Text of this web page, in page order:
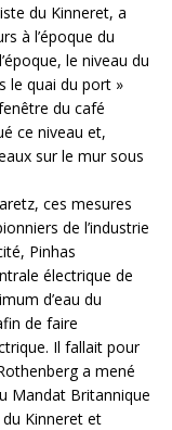
du Kinneret, a
à l’époque du
le niveau du
le quai du port »
du café
ce niveau et,
sur le mur sous
ces mesures
de l’industrie
Pinhas
électrique de
d’eau du
de faire
Il fallait pour
a mené
Mandat Britannique
Kinneret et